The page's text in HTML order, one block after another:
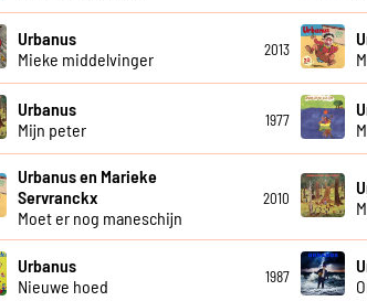
Urbanus
Mieke middelvinger
2013
Urbanus
Mijn peter
1977
Urbanus en Marieke
Servranckx
Moet er nog maneschijn
2010
Urbanus
Nieuwe hoed
1987